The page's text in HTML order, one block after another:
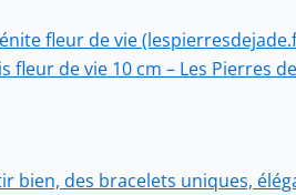
fleur de vie
de vie 10 cm – Les Pierres
bien, des bracelets uniques,